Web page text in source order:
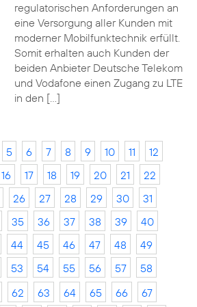
regulatorischen Anforderungen an
eine Versorgung aller Kunden mit
moderner Mobilfunktechnik erfüllt.
Somit erhalten auch Kunden der
beiden Anbieter Deutsche Telekom
und Vodafone einen Zugang zu LTE
in den […]
5 6 7 8 9 10 11
12
16 17 18 19 20 21
22
26 27 28 29 30
31
35 36 37 38 39
40
44 45 46 47 48
49
53 54 55 56 57
58
62 63 64 65 66
67